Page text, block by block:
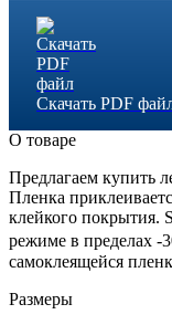
Скачать PDF
О товаре
Предлагаем купить
Пленка
клейкого покрытия.
режиме в пределах
самоклеящейся
Размеры